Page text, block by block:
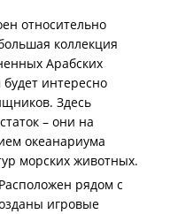
относительно
коллекция
Арабских
интересно
Здесь
– они на
океанариума
морских животных.
рядом с
игровые